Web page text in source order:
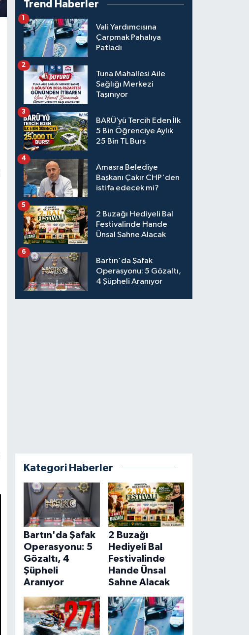
Trend Haberler
Vali Yardımcısına
Çarpmak Pahalıya
Patladı
1
Tuna Mahallesi Aile
Sağlığı Merkezi
Taşınıyor
2
BARÜ’yü Tercih Eden İlk
5 Bin Öğrenciye Aylık
25 Bin TL Burs
3
Amasra Belediye
Başkanı Çakır CHP'den
istifa edecek mi?
4
2 Buzağı Hediyeli Bal
Festivalinde Hande
Ünsal Sahne Alacak
5
Bartın'da Şafak
Operasyonu: 5 Gözaltı,
4 Şüpheli Aranıyor
6
Kategori Haberler
Bartın'da Şafak
Operasyonu: 5
Gözaltı, 4
Şüpheli
Aranıyor
2 Buzağı
Hediyeli Bal
Festivalinde
Hande Ünsal
Sahne Alacak